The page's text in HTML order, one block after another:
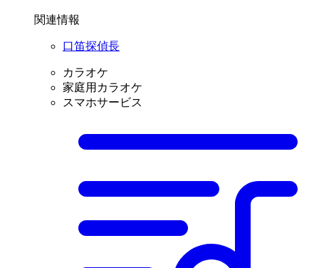
関連情報
口笛探偵長
カラオケ
家庭用カラオケ
スマホサービス